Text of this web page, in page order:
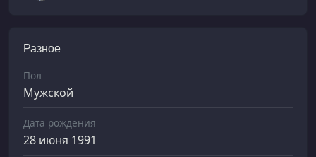
Разное
Пол
Мужской
Дата рождения
28 июня 1991